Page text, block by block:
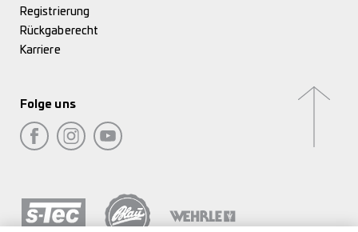
Registrierung
Rückgaberecht
Karriere
Folge uns